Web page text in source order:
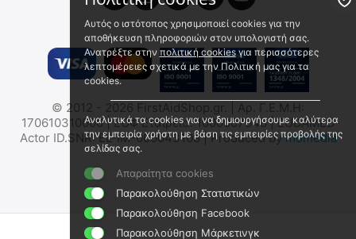
ΓΑΝΤΙΑ MECHANIX, Fastfit,
Covert
9020172298
Άμεσα διαθέσιμο
Αποστολή σε 1 εως 3
€19.90
(χωρίς ΦΠΑ)
ΓΑΝΤΙΑ MECHANIX, Fastfit,
Coyote
Άμεσα διαθέσιμο
εργάσιμες
€ 19.90
€ 16.05 (χωρίς ΦΠΑ)
© 2012 - 2026 FirstAidShop.gr. | Αρ. Γ.Ε.Μ.Η:
170610310000 | ΕΟΦ Εταιρεία: 1000007048 | EUDAMED
Actor ID.SNR: EL-IM-000043108 | Produced bymomedia
Αυτός ο ιστότοπος χρησιμοποιεί cookies για την
αποθήκευση πληροφοριών στον υπολογιστή σας.
Ανατρέξτε στην πολιτική cookiesγια περισσότερες
λεπτομέρειες σχετικά με την Πολιτική μας για τα
cookies.
Αναλυτικά τα cookies για να δημιουργήσουμε καλύτερα
την εμπειρία χρήστη με βάση τις εμπειρίες προβολής της
σελίδας σας.
Απαραίτητα cookies
Παρακολούθηση Στατιστικών
Παρακολούθηση Facebook
Παρακολούθηση Μάρκετινγκ